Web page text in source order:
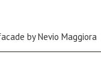
by Nevio Maggiora